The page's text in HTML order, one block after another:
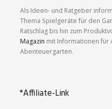
Als Ideen- und Ratgeber
Thema Spielgeräte für den
Ratschlag bis hin zum
Magazin mit Informationen für
Abenteuergarten.
*Affiliate-Link